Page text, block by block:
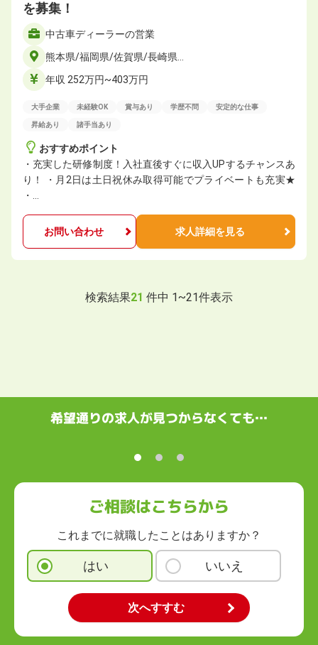
を募集！
中古車ディーラーの営業
熊本県/福岡県/佐賀県/長崎県…
年収 252万円~403万円
大手企業 未経験OK 賞与あり 学歴不問 安定的な仕事
昇給あり 諸手当あり
おすすめポイント
・充実した研修制度！入社直後すぐに収入UPするチャンスあ
り！ ・⽉2⽇は⼟⽇祝休み取得可能でプライベートも充実★
・…
お問い合わせ 求人詳細を見る
検索結果21 件中 1~21件表示
希望通りの求人が見つからなくても…
ご相談はこちらから
これまでに就職したことはありますか？
はい いいえ